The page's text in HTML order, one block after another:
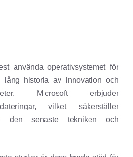
använda operativsystemet för
lång historia av innovation och
Microsoft erbjuder
vilket säkerställer
den senaste tekniken och